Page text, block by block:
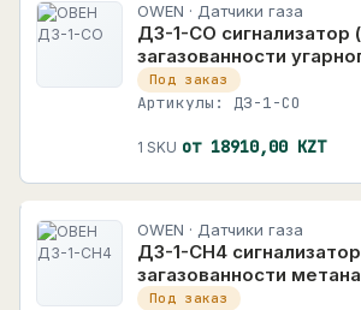
OWEN · Датчики газа
ДЗ-1-СO сигнализатор
загазованности
Под заказ
Артикулы: ДЗ-1-СО
1 SKU от 18910,00 KZT
OWEN · Датчики газа
ДЗ-1-СН4
загазованности метана
Под заказ